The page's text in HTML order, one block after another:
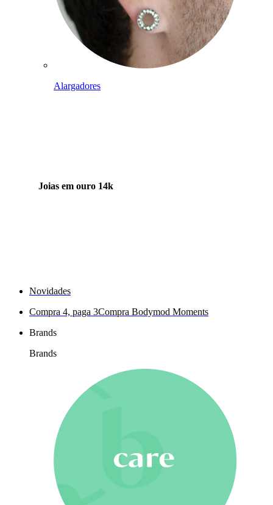
Alargadores
Joias em ouro 14k
Novidades
Compra 4, paga 3Compra Bodymod Moments
Brands
Brands